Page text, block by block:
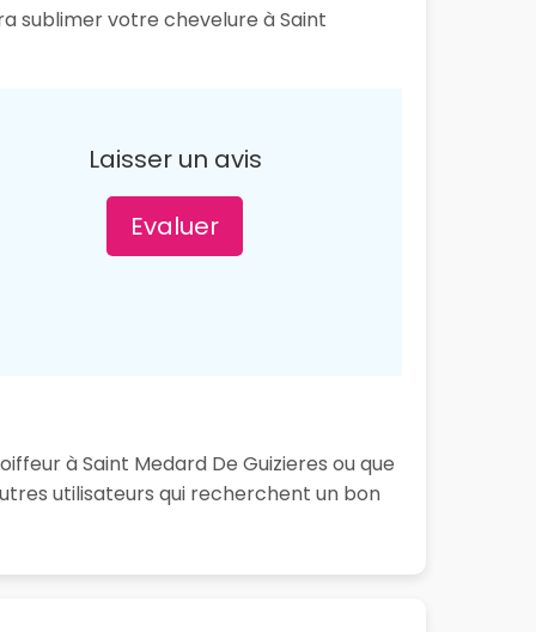
sublimer votre chevelure à Saint
Laisser un avis
Evaluer
à Saint Medard De Guizieres ou que
utilisateurs qui recherchent un bon